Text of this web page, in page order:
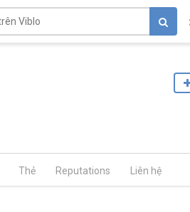
Thẻ Reputations Liên hệ